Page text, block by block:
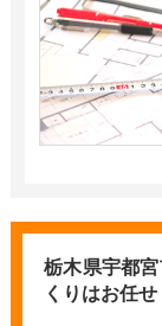
栃木県宇都
くりはお任